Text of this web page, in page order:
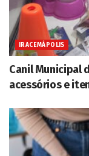
IRACEMÁPOLIS
Canil Municipal
acessórios e